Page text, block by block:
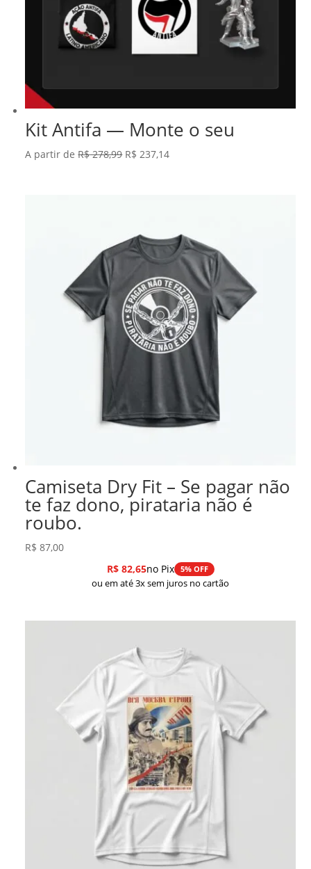
Kit Antifa — Monte o seu
A partir deR$278,99 O
R$ 237,14O
Camiseta Dry Fit – Se pagar não
te faz dono, pirataria não é
roubo.
R$ 87,00
R$82,65no Pix 5% OFF
ou em até 3x sem juros no cartão